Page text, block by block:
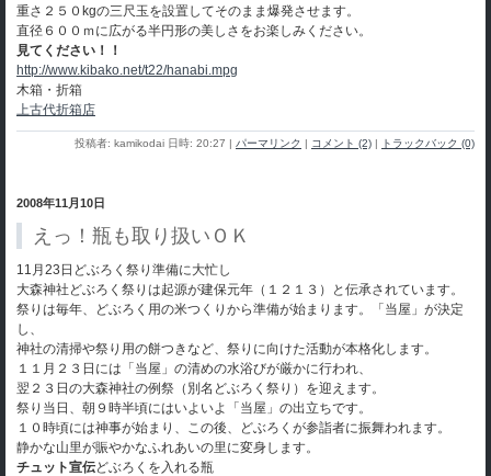
重さ２５０kgの三尺玉を設置してそのまま爆発させます。
直径６００ｍに広がる半円形の美しさをお楽しみください。
見てください！！
http://www.kibako.net/t22/hanabi.mpg
木箱・折箱
上古代折箱店
投稿者: kamikodai 日時: 20:27 | パーマリンク | コメント (2) | トラックバック (0)
2008年11月10日
えっ！瓶も取り扱いＯＫ
11月23日どぶろく祭り準備に大忙し
大森神社どぶろく祭りは起源が建保元年（１２１３）と伝承されています。
祭りは毎年、どぶろく用の米つくりから準備が始まります。「当屋」が決定
し、
神社の清掃や祭り用の餅つきなど、祭りに向けた活動が本格化します。
１１月２３日には「当屋」の清めの水浴びが厳かに行われ、
翌２３日の大森神社の例祭（別名どぶろく祭り）を迎えます。
祭り当日、朝９時半頃にはいよいよ「当屋」の出立ちです。
１０時頃には神事が始まり、この後、どぶろくが参詣者に振舞われます。
静かな山里が賑やかなふれあいの里に変身します。
チュット宣伝どぶろくを入れる瓶